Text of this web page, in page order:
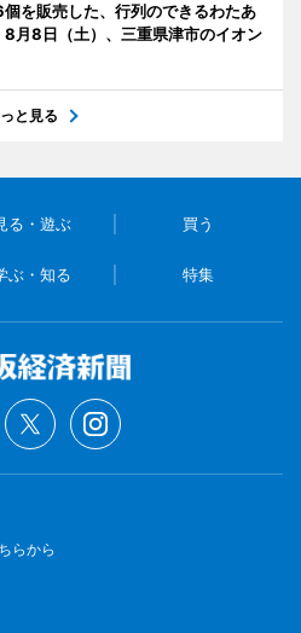
個を販売した、行列のできるわたあ
月8日（土）、三重県津市のイオン
と見る
る・遊ぶ 買う
ぶ・知る 特集
らから